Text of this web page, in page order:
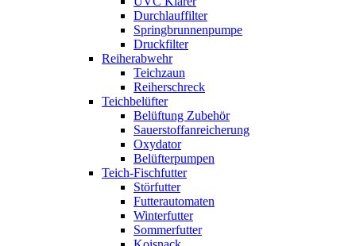
Durchlauffilter
Springbrunnenpumpe
Druckfilter
Reiherabwehr
Teichzaun
Reiherschreck
Teichbelüfter
Belüftung Zubehör
Sauerstoffanreicherung
Oxydator
Belüfterpumpen
Teich-Fischfutter
Störfutter
Futterautomaten
Winterfutter
Sommerfutter